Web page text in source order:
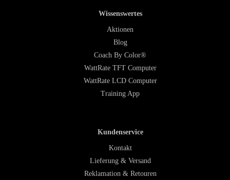
Wissenswertes
Aktionen
Blog
Coach By Color®
WattRate TFT Computer
WattRate LCD Computer
Training App
Kundenservice
Kontakt
Lieferung & Versand
Reklamation & Retouren